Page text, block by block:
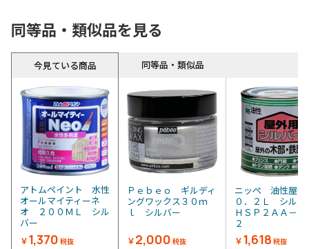
同等品・類似品を見る
今見ている商品 同等品・類似品
アトムペイント 水性
オールマイティーネ
オ ２００ＭＬ シル
バー
￥1,370 税抜
Ｐｅｂｅｏ ギルディ
ングワックス３０ｍ
ｌ シルバー
￥2,000 税抜
ニッぺ 油性屋
０．２Ｌ シル
ＨＳＰ２ＡＡ－０
２
￥1,618 税抜